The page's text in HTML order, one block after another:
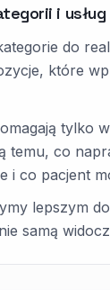
i usług
do
które
tylko
temu, co
i co pacjent
lepszym
samą